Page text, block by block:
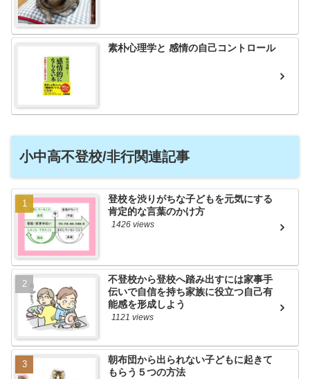
素朴心理学と 感情の自己コントロール
小中高不登校/非行関連記事
登校を渋りがちな子どもを元気にする
肯定的な言葉のかけ方
1426 views
不登校から登校へ踏み出すには家事手
伝いで自信を持ち家族に役立つ自己有
能感を形成しよう
1121 views
朝布団から出られない子どもに起きて
もらう５つの方法